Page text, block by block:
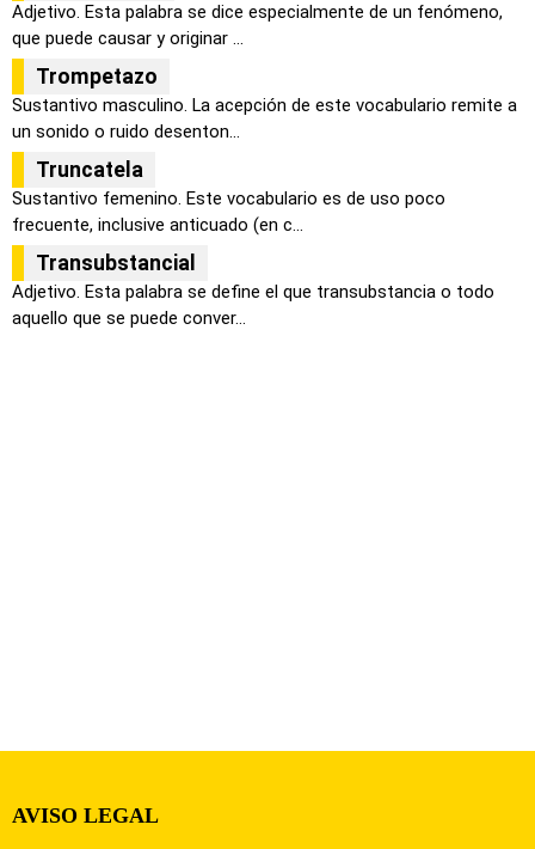
Adjetivo. Esta palabra se dice especialmente de un fenómeno,
que puede causar y originar ...
Trompetazo
Sustantivo masculino. La acepción de este vocabulario remite a
un sonido o ruido desenton...
Truncatela
Sustantivo femenino. Este vocabulario es de uso poco
frecuente, inclusive anticuado (en c...
Transubstancial
Adjetivo. Esta palabra se define el que transubstancia o todo
aquello que se puede conver...
AVISO LEGAL